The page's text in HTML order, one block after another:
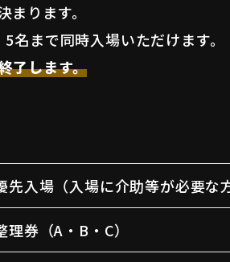
まります。
名まで同時入場いただけます。
了します。
先入場（入場に介助等が必要な
理券（A・B・C）